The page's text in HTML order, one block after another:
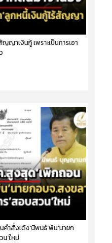
ญาเงินกู้ เพราะเป็นการเอา
ำสั่งเด้ง‘นิพนธ์’พ้น‘นายก
’ใหม่